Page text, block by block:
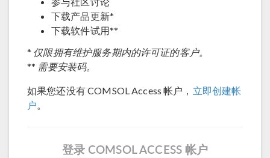
下载产品更新*
下载软件试用**
* 仅限拥有维护服务期内的许可证的客户。
** 需要安装码。
如果您还没有 COMSOL Access 帐户， 立即创建帐
户。
登录 COMSOL ACCESS 帐户